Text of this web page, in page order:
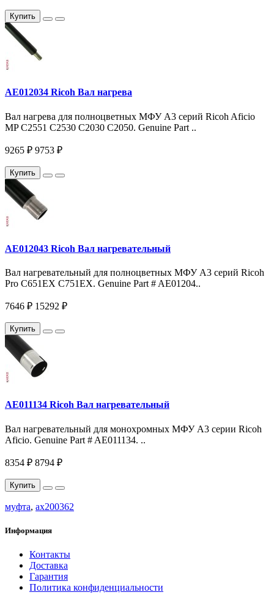
Купить
AE012034 Ricoh Вал нагрева
Вал нагрева для полноцветных МФУ A3 серий Ricoh Aficio
MP C2551 C2530 C2030 C2050. Genuine Part ..
9265 ₽ 9753 ₽
Купить
AE012043 Ricoh Вал нагревательный
Вал нагревательный для полноцветных МФУ A3 серий Ricoh
Pro C651EX C751EX. Genuine Part # AE01204..
7646 ₽ 15292 ₽
Купить
AE011134 Ricoh Вал нагревательный
Вал нагревательный для монохромных МФУ A3 серии Ricoh
Aficio. Genuine Part # AE011134. ..
8354 ₽ 8794 ₽
Купить
муфта, ax200362
Информация
Контакты
Доставка
Гарантия
Политика конфиденциальности